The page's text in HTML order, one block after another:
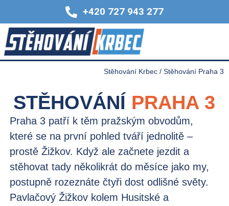
+420 727 943 277
Stěhování Krbec / Stěhování Praha 3
STĚHOVÁNÍ PRAHA 3
Praha 3 patří k těm pražským obvodům,
které se na první pohled tváří jednolitě –
prostě Žižkov. Když ale začnete jezdit a
stěhovat tady několikrát do měsíce jako my,
postupně rozeznáte čtyři dost odlišné světy.
Pavlačový Žižkov kolem Husitské a